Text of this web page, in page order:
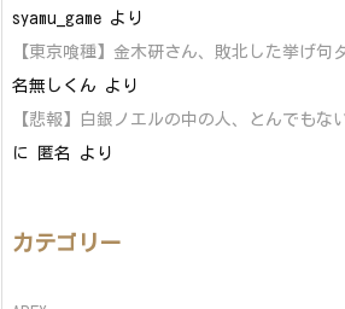
syamu_game より
【東京喰種】金木研さん、敗北した挙げ句
名無しくん より
【悲報】白銀ノエルの中の人、とんでもな
に
匿名 より
カテゴリー